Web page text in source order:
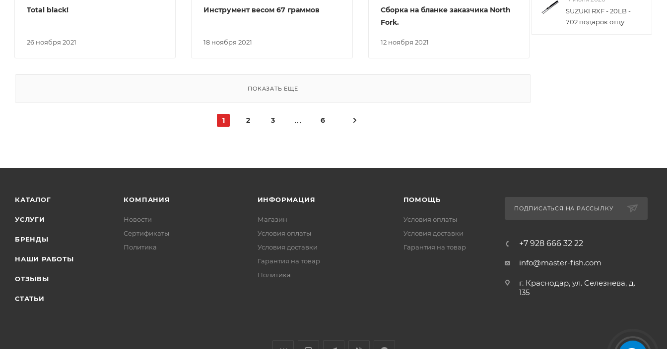
26 ноября 2021
Total black!
18 ноября 2021
Инструмент весом 67 граммов
12 ноября 2021
Сборка на бланке заказчика North
Fork.
ПОКАЗАТЬ ЕЩЕ
1 2 3 6
SUZUKI RXF - 20LB -
702 подарок отцу
КАТАЛОГ
УСЛУГИ
БРЕНДЫ
НАШИ РАБОТЫ
ОТЗЫВЫ
СТАТЬИ
КОМПАНИЯ
Новости
Сертификаты
Политика
ИНФОРМАЦИЯ
Магазин
Условия оплаты
Условия доставки
Гарантия на товар
Политика
ПОМОЩЬ
Условия оплаты
Условия доставки
Гарантия на товар
ПОДПИСАТЬСЯ НА РАССЫЛКУ
+7 928 666 32 22
info@master-fish.com
г. Краснодар, ул. Селезнева, д.
135